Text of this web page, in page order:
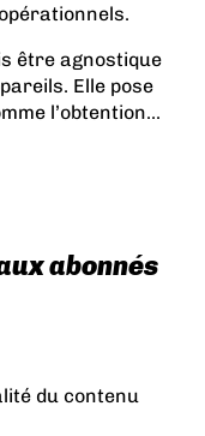
être agnostique
Elle pose
l’obtention...
abonnés
du contenu